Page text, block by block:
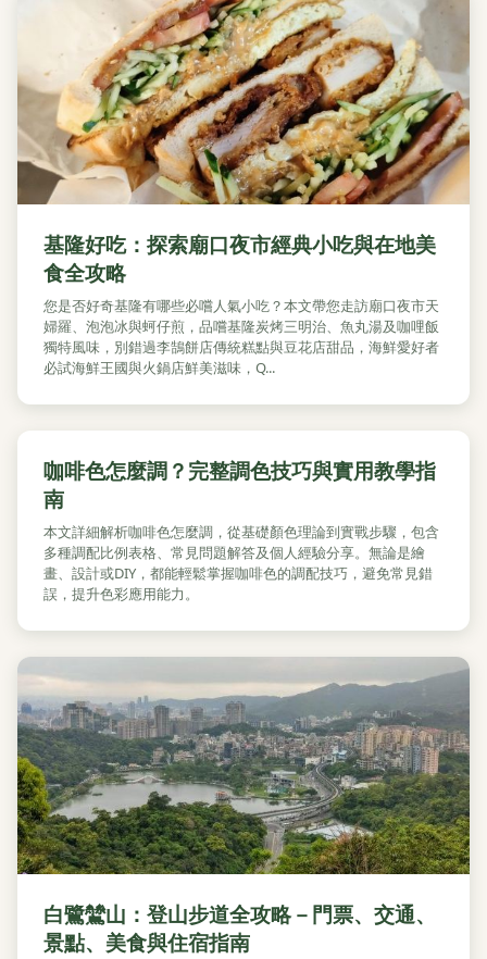
基隆好吃：探索廟口夜市經典小吃與在地美
食全攻略
您是否好奇基隆有哪些必嚐人氣小吃？本文帶您走訪廟口夜市天
婦羅、泡泡冰與蚵仔煎，品嚐基隆炭烤三明治、魚丸湯及咖哩飯
獨特風味，別錯過李鵠餅店傳統糕點與豆花店甜品，海鮮愛好者
必試海鮮王國與火鍋店鮮美滋味，Q...
咖啡色怎麼調？完整調色技巧與實用教學指
南
本文詳細解析咖啡色怎麼調，從基礎顏色理論到實戰步驟，包含
多種調配比例表格、常見問題解答及個人經驗分享。無論是繪
畫、設計或DIY，都能輕鬆掌握咖啡色的調配技巧，避免常見錯
誤，提升色彩應用能力。
白鷺鷥山：登山步道全攻略－門票、交通、
景點、美食與住宿指南